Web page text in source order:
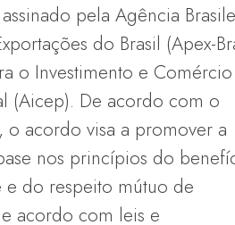
pela Agência
do Brasil (Apex-
o Investimento e Comércio
(Aicep). De acordo com o
acordo visa a promover a
nos princípios do
do respeito mútuo de
acordo com leis e